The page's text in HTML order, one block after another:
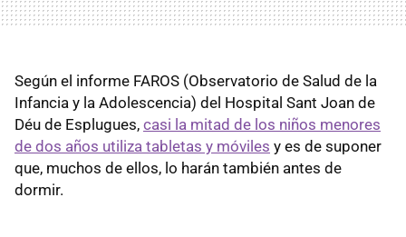
Según el informe FAROS (Observatorio de Salud de la
Infancia y la Adolescencia) del Hospital Sant Joan de
Déu de Esplugues, casi la mitad de los niños menores
de dos años utiliza tabletas y móviles y es de suponer
que, muchos de ellos, lo harán también antes de
dormir.